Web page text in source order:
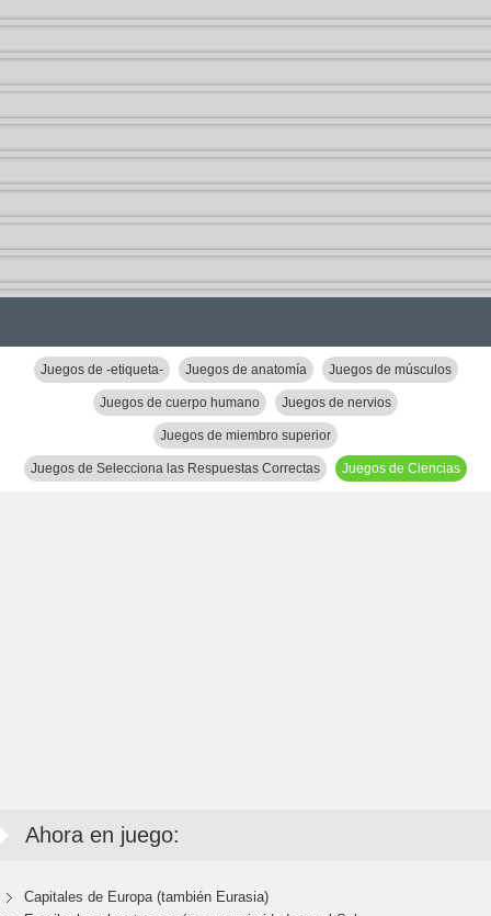
Juegos de -etiqueta- Juegos de anatomía Juegos de músculos
Juegos de cuerpo humano Juegos de nervios
Juegos de miembro superior
Juegos de Selecciona las Respuestas Correctas Juegos de Ciencias
Ahora en juego:
Capitales de Europa (también Eurasia)